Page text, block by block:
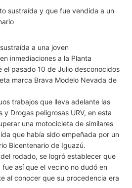
a una joven
inmediaciones a la Planta
el pasado 10 de Julio desconocidos
marca Brava Modelo Nevada de
trabajos que lleva adelante las
y Drogas peligrosas URV, en esta
una motocicleta de similares
que había sido empeñada por un
Bicentenario de Iguazú.
rodado, se logró establecer que
así que el vecino no dudó en
al conocer que su procedencia era